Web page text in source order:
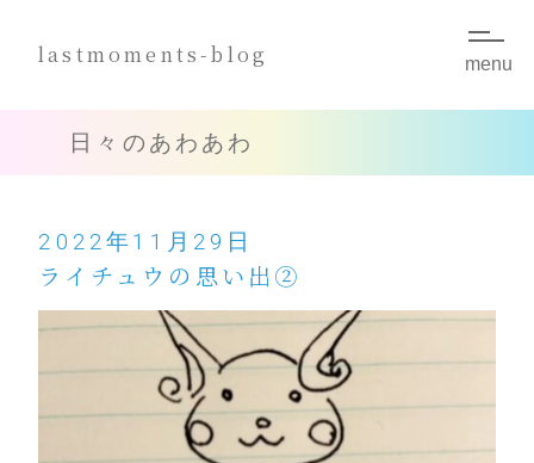
menu
小説 NOVEL
短編小説 幻想/SF/現代ドラマ/ナンセンス
お題小説 煙草
EVENT
lastmoments-blog
日々のあわあわ
2022年11月29日
ライチュウの思い出②